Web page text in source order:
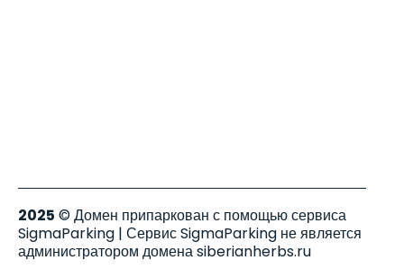
2025 © Домен припаркован с помощью сервиса
SigmaParking | Сервис SigmaParking не является
администратором домена siberianherbs.ru